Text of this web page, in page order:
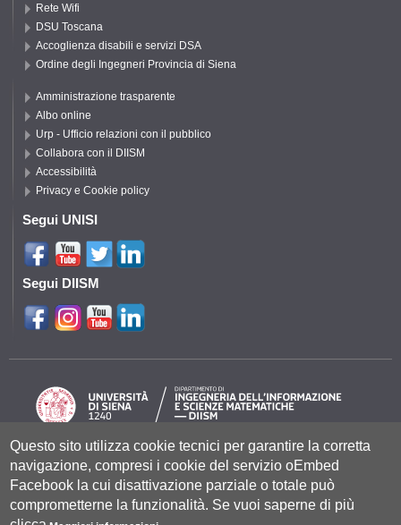
Rete Wifi
DSU Toscana
Accoglienza disabili e servizi DSA
Ordine degli Ingegneri Provincia di Siena
Amministrazione trasparente
Albo online
Urp - Ufficio relazioni con il pubblico
Collabora con il DIISM
Accessibilità
Privacy e Cookie policy
Segui UNISI
Segui DIISM
Università degli Studi di Siena- Rettorato, via Banchi di Sotto 55, 53100
Siena ITALIA
P.IVA 00273530527 | C.F. 80002070524 |
Coordinate bancarie
Caselle
Pec: Posta Elettronica Certificata|Fatturazione Elettronica
Questo sito utilizza cookie tecnici per garantire la corretta
navigazione, compresi i cookie del servizio oEmbed
Facebook la cui disattivazione parziale o totale può
comprometterne la funzionalità. Se vuoi saperne di più